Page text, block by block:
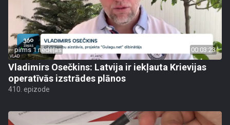
pirms 1 nedēļas 00:03:23
Vladimirs Osečkins: Latvija ir iekļauta Krievijas
operatīvās izstrādes plānos
410. epizode